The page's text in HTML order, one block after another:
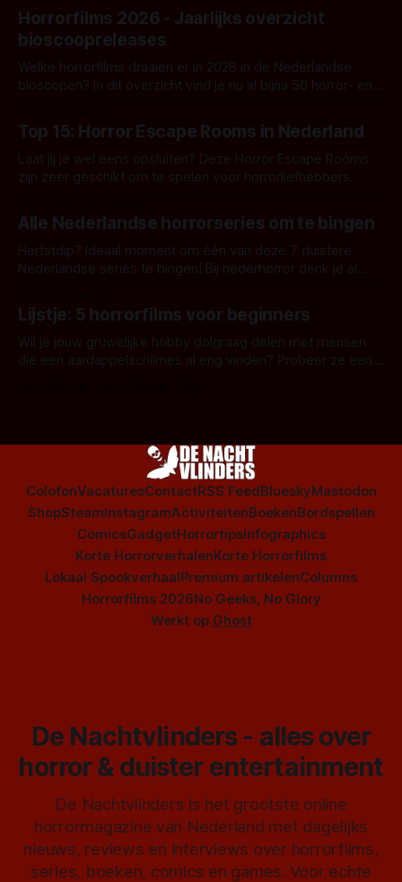
Horrorfilms 2026 - Jaarlijks overzicht
bioscoopreleases
Welke horrorfilms draaien er in 2026 in de Nederlandse
bioscopen? In dit overzicht vind je nu al bijna 50 horror- en
Top 15: Horror Escape Rooms in Nederland
Laat jij je wel eens opsluiten? Deze Horror Escape Rooms
zijn zeer geschikt om te spelen voor horrorliefhebbers.
Alle Nederlandse horrorseries om te bingen
Herfstdip? Ideaal moment om één van deze 7 duistere
Nederlandse series te bingen! Bij nederhorror denk je al
Amsterdamned of The Johnsons. Maar Nederlandse horror
is niet beperkt tot films. Hier een aantal Nederlandse tv-
series uit het duistere of horrorgenre. Als
Lijstje: 5 horrorfilms voor beginners
Wil je jouw gruwelijke hobby dolgraag delen met mensen
die een aardappelschilmes al eng vinden? Probeer ze eens
ColofonVacaturesContactRSS FeedBlueskyMastodon
ShopSteamInstagramActiviteitenBoekenBordspellen
ComicsGadgetHorrortipsInfographics
Korte HorrorverhalenKorte Horrorfilms
Lokaal SpookverhaalPremium artikelenColumns
Horrorfilms 2026No Geeks, No Glory
Werkt op Ghost
De Nachtvlinders - alles over
horror & duister entertainment
De Nachtvlinders is het grootste online
horrormagazine van Nederland met dagelijks
nieuws, reviews en interviews over horrorfilms,
series, boeken, comics en games. Voor echte